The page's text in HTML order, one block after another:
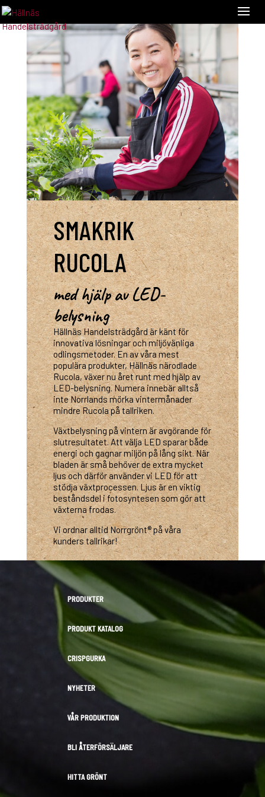
SMAKRIK
RUCOLA
med hjälp av LED-
belysning
Hällnäs Handelsträdgård är känt för
innovativa lösningar och miljövänliga
odlingsmetoder. En av våra mest
populära produkter, Hällnäs närodlade
Rucola, växer nu året runt med hjälp av
LED-belysning. Numera innebär alltså
inte Norrlands mörka vintermånader
mindre Rucola på tallriken.
Växtbelysning på vintern är avgörande för
slutresultatet. Att välja LED sparar både
energi och gagnar miljön på lång sikt. När
bladen är små behöver de extra mycket
ljus och därför använder vi LED för att
stödja växtprocessen. Ljus är en viktig
beståndsdel i fotosyntesen som gör att
växterna frodas.
Vi ordnar alltid Norrgrönt® på våra
kunders tallrikar!
PRODUKTER
PRODUKT KATALOG
CRISPGURKA
NYHETER
VÅR PRODUKTION
BLI ÅTERFÖRSÄLJARE
HITTA GRÖNT